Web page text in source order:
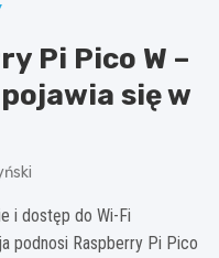
Pi Pico W –
się w
i dostęp do Wi-Fi
podnosi Raspberry Pi Pico